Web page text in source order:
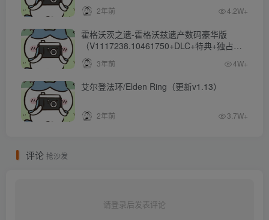
2年前 4.2W+
霍格沃茨之遗-霍格沃兹遗产数码豪华版
（V1117238.10461750+DLC+特典+独占内
容）
3年前 4W+
艾尔登法环/Elden Ring（更新v1.13）
2年前 3.7W+
评论 抢沙发
请登录后发表评论